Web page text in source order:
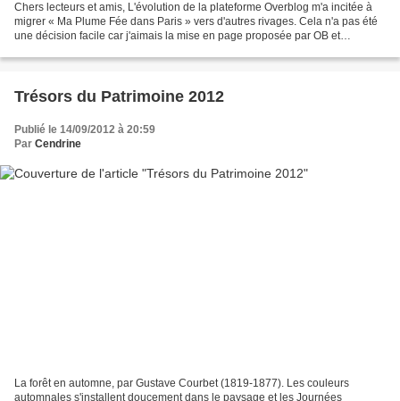
Chers lecteurs et amis, L'évolution de la plateforme Overblog m'a incitée à
migrer « Ma Plume Fée dans Paris » vers d'autres rivages. Cela n'a pas été
une décision facile car j'aimais la mise en page proposée par OB et
Trésors du Patrimoine 2012
Publié le 14/09/2012 à 20:59
Par Cendrine
La forêt en automne, par Gustave Courbet (1819-1877). Les couleurs
automnales s'installent doucement dans le paysage et les Journées